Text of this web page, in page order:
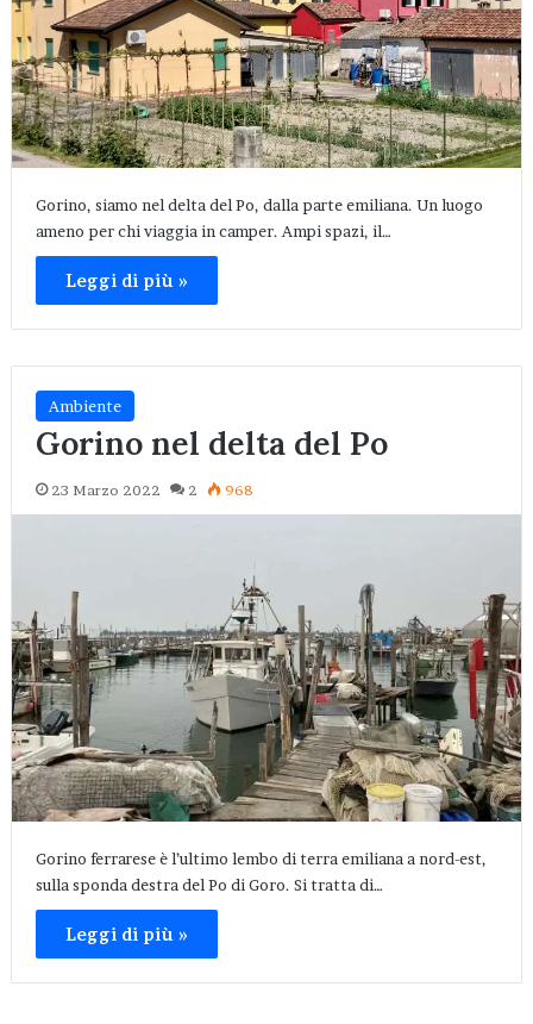
Gorino, siamo nel delta del Po, dalla parte emiliana. Un luogo
ameno per chi viaggia in camper. Ampi spazi, il…
Leggi di più »
Ambiente
Gorino nel delta del Po
23 Marzo 2022 2 968
Gorino ferrarese è l’ultimo lembo di terra emiliana a nord-est,
sulla sponda destra del Po di Goro. Si tratta di…
Leggi di più »